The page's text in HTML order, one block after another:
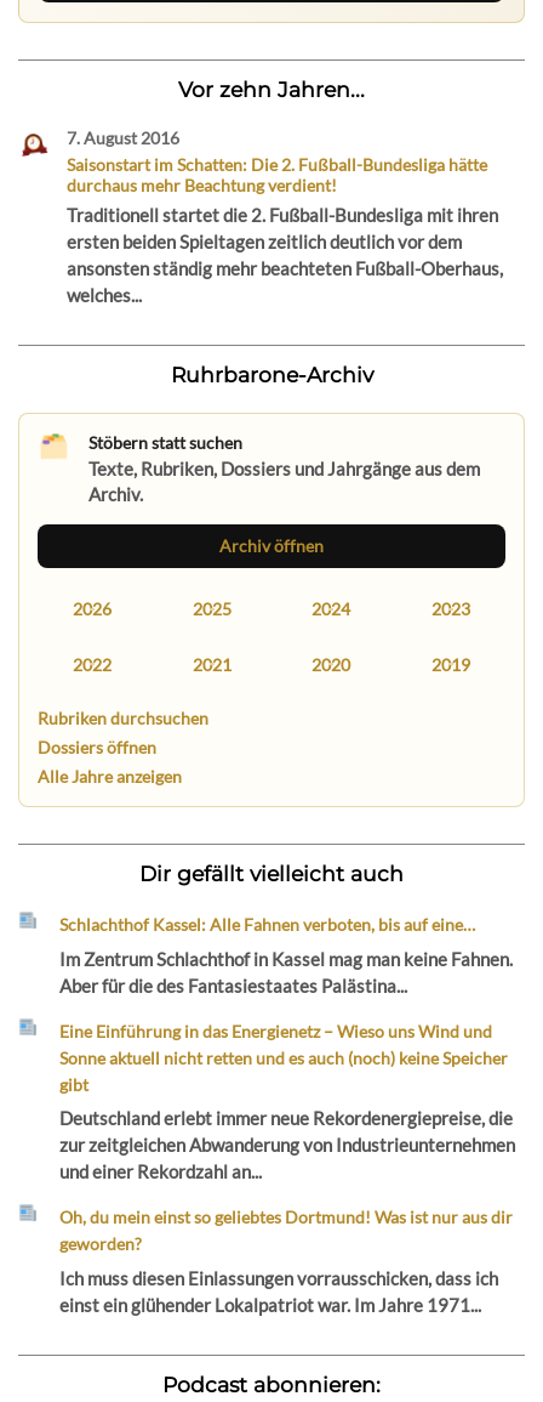
Vor zehn Jahren...
7. August 2016
Saisonstart im Schatten: Die 2. Fußball-Bundesliga hätte
durchaus mehr Beachtung verdient!
Traditionell startet die 2. Fußball-Bundesliga mit ihren
ersten beiden Spieltagen zeitlich deutlich vor dem
ansonsten ständig mehr beachteten Fußball-Oberhaus,
welches...
Ruhrbarone-Archiv
Stöbern statt suchen
Texte, Rubriken, Dossiers und Jahrgänge aus dem
Archiv.
Archiv öffnen
2026 2025 2024 2023
2022 2021 2020 2019
Rubriken durchsuchen
Dossiers öffnen
Alle Jahre anzeigen
Dir gefällt vielleicht auch
Schlachthof Kassel: Alle Fahnen verboten, bis auf eine…
Im Zentrum Schlachthof in Kassel mag man keine Fahnen.
Aber für die des Fantasiestaates Palästina...
Eine Einführung in das Energienetz – Wieso uns Wind und
Sonne aktuell nicht retten und es auch (noch) keine Speicher
gibt
Deutschland erlebt immer neue Rekordenergiepreise, die
zur zeitgleichen Abwanderung von Industrieunternehmen
und einer Rekordzahl an...
Oh, du mein einst so geliebtes Dortmund! Was ist nur aus dir
geworden?
Ich muss diesen Einlassungen vorrausschicken, dass ich
einst ein glühender Lokalpatriot war. Im Jahre 1971...
Podcast abonnieren: